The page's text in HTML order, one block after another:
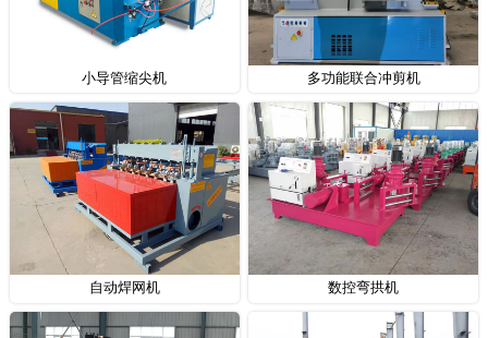
小导管缩尖机 多功能联合冲剪机
自动焊网机 数控弯拱机